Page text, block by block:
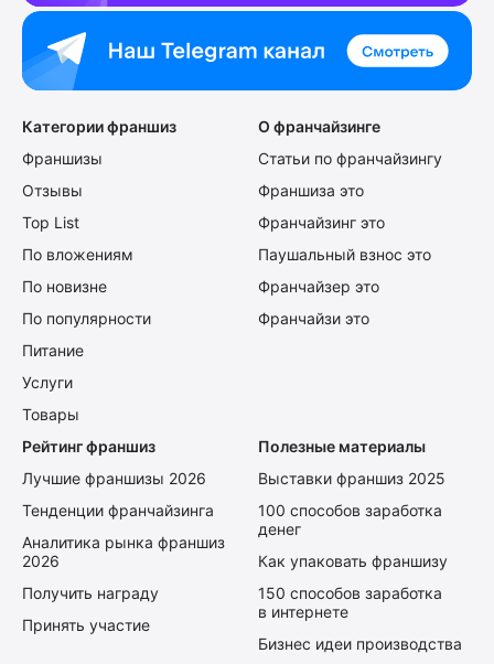
Категории франшиз
Франшизы
Отзывы
Top List
По вложениям
По новизне
По популярности
Питание
Услуги
Товары
О франчайзинге
Статьи по франчайзингу
Франшиза это
Франчайзинг это
Паушальный взнос это
Франчайзер это
Франчайзи это
Рейтинг франшиз
Лучшие франшизы 2026
Тенденции франчайзинга
Аналитика рынка франшиз
2026
Получить награду
Принять участие
Полезные материалы
Выставки франшиз 2025
100 способов заработка
денег
Как упаковать франшизу
150 способов заработка
в интернете
Бизнес идеи производства